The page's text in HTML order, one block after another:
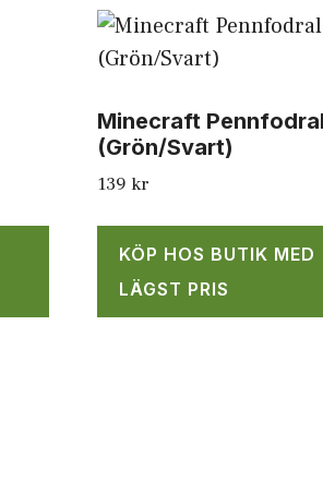
Minecraft Pennfodral
(Grön/Svart)
139 kr
KÖP HOS BUTIK MED
LÄGST PRIS